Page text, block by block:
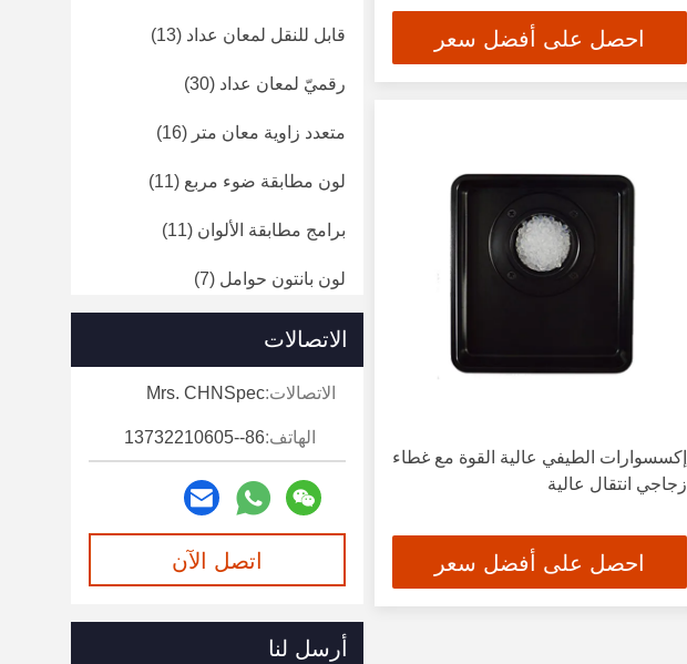
احصل على أفضل سعر
إكسسوارات الطيفي عالية القوة مع غطاء
زجاجي انتقال عالية
احصل على أفضل سعر
قابل للنقل لمعان عداد (13)
رقميّ لمعان عداد (30)
متعدد زاوية معان متر (16)
لون مطابقة ضوء مربع (11)
برامج مطابقة الألوان (11)
لون بانتون حوامل (7)
مقياس نفاذية الضوء
مقياس الطيف
الاتصالات
الاتصالات:Mrs. CHNSpec
الهاتف:86--13732210605
اتصل الآن
أرسل لنا